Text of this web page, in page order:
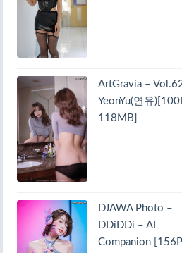
ArtGravia –
YeonYu(연유
118MB]
DJAWA Photo –
DDiDDi – AI
Companion